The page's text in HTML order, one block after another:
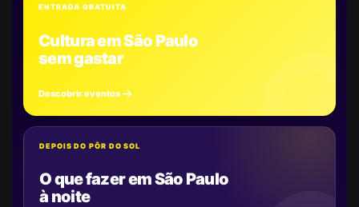
ENTRADA GRATUITA
Cultura em São Paulo
sem gastar
Descobrir eventos
DEPOIS DO PÔR DO SOL
O que fazer em São Paulo
à noite